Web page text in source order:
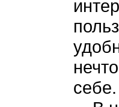
себе.